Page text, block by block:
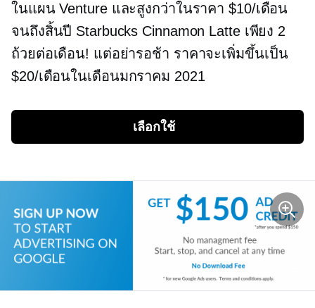
ในแผน Venture และสูงกว่าในราคา $10/เดือน
จนถึงสิ้นปี Starbucks Cinnamon Latte เพียง 2
ถ้วยต่อเดือน! แต่อย่ารอช้า ราคาจะเพิ่มขึ้นเป็น
$20/เดือนในเดือนมกราคม 2021
เลือกใช้